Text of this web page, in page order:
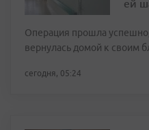
ей
Операция прошла
вернулась домой к своим
сегодня, 05:24